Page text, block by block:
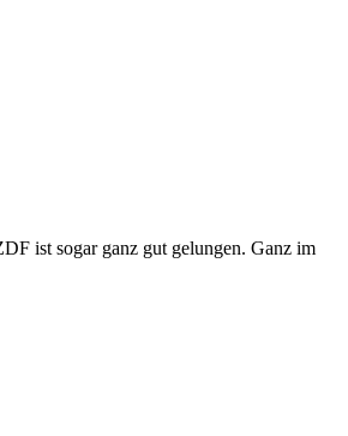
ist sogar ganz gut gelungen. Ganz im